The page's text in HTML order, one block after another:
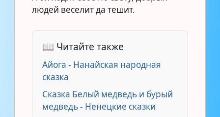
людей веселит да тешит.
📖 Читайте также
Айога - Нанайская народная
сказка
Сказка Белый медведь и бурый
медведь - Ненецкие сказки